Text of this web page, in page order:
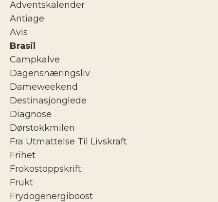
Adventskalender
Antiage
Avis
Brasil
Campkalve
Dagensnæringsliv
Dameweekend
Destinasjonglede
Diagnose
Dørstokkmilen
Fra Utmattelse Til Livskraft
Frihet
Frokostoppskrift
Frukt
Frydogenergiboost